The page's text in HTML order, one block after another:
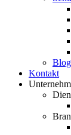
Blog
Kontakt